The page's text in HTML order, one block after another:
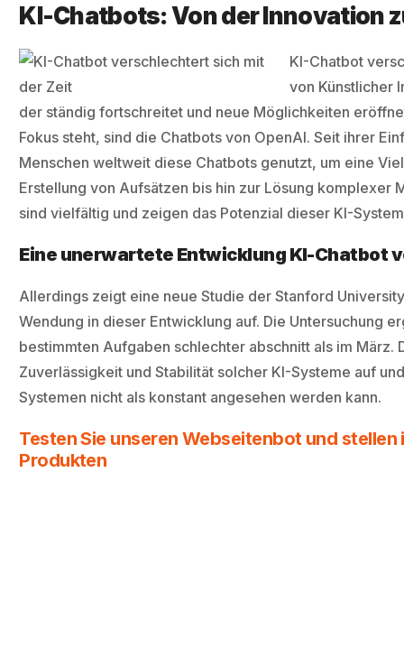
KI-Chatbots: Von der Innovation
KI-Chatbot
von Künstlicher
der ständig fortschreitet und neue Möglichkeiten
Fokus steht, sind die Chatbots von OpenAI. Seit ihrer
Menschen weltweit diese Chatbots genutzt, um eine
Erstellung von Aufsätzen bis hin zur Lösung komplexer
sind vielfältig und zeigen das Potenzial dieser KI-
Eine unerwartete Entwicklung KI-Chatbot
Allerdings zeigt eine neue Studie der Stanford
Wendung in dieser Entwicklung auf. Die Untersuchung
bestimmten Aufgaben schlechter abschnitt als im März.
Zuverlässigkeit und Stabilität solcher KI-Systeme auf
Systemen nicht als konstant angesehen werden kann.
Testen Sie unseren Webseitenbot und stellen
Produkten